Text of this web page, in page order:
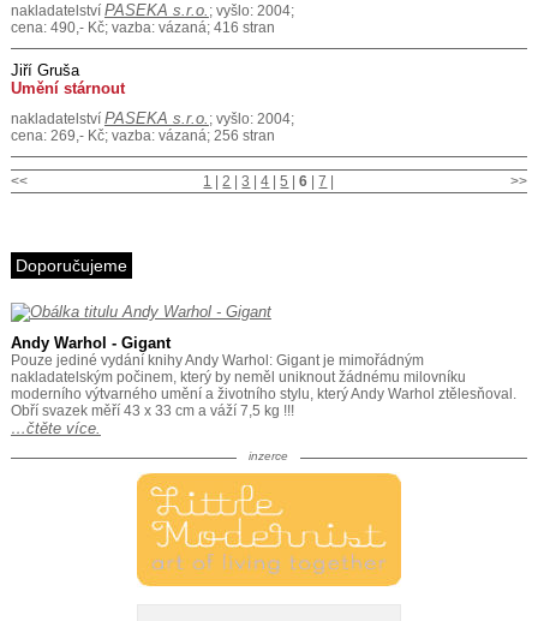
nakladatelství PASEKA s.r.o. ; vyšlo: 2004;
cena: 490,- Kč; vazba: vázaná; 416 stran
Jiří Gruša
Umění stárnout
nakladatelství PASEKA s.r.o. ; vyšlo: 2004;
cena: 269,- Kč; vazba: vázaná; 256 stran
<< >>
1 |2 |3 |4 |5 |6 |7
Doporučujeme
Andy Warhol - Gigant
Pouze jediné vydání knihy Andy Warhol: Gigant je mimořádným
nakladatelským počinem, který by neměl uniknout žádnému milovníku
moderního výtvarného umění a životního stylu, který Andy Warhol ztělesňoval.
Obří svazek měří 43 x 33 cm a váží 7,5 kg !!!
…čtěte více.
inzerce